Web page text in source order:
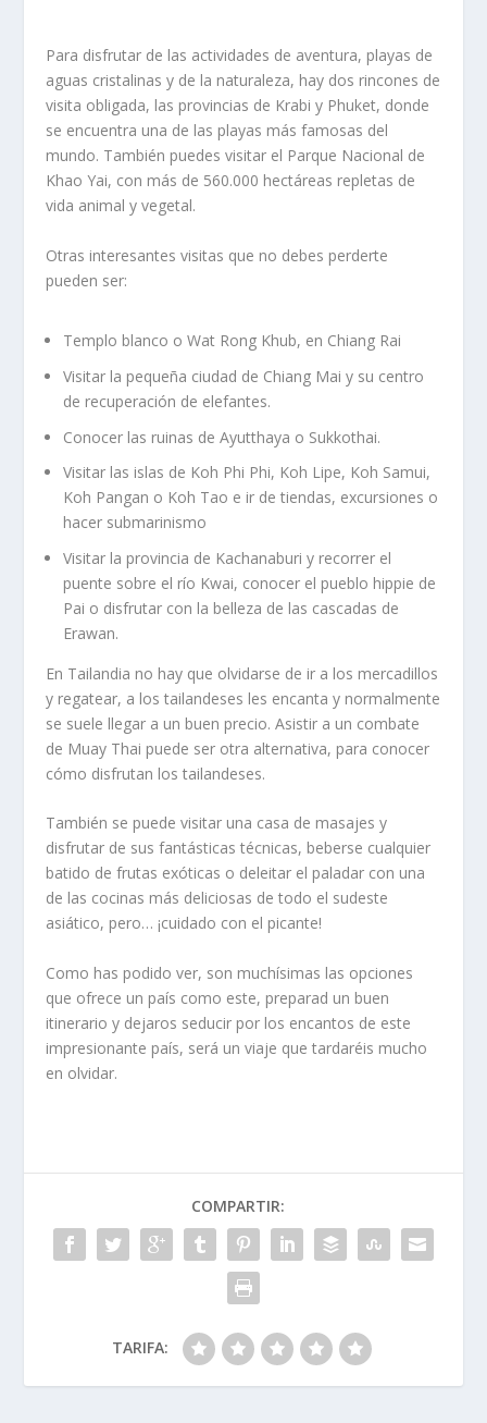
Para disfrutar de las actividades de aventura, playas de
aguas cristalinas y de la naturaleza, hay dos rincones de
visita obligada, las provincias de Krabi y Phuket, donde
se encuentra una de las playas más famosas del
mundo. También puedes visitar el Parque Nacional de
Khao Yai, con más de 560.000 hectáreas repletas de
vida animal y vegetal.
Otras interesantes visitas que no debes perderte
pueden ser:
Templo blanco o Wat Rong Khub, en Chiang Rai
Visitar la pequeña ciudad de Chiang Mai y su centro
de recuperación de elefantes.
Conocer las ruinas de Ayutthaya o Sukkothai.
Visitar las islas de Koh Phi Phi, Koh Lipe, Koh Samui,
Koh Pangan o Koh Tao e ir de tiendas, excursiones o
hacer submarinismo
Visitar la provincia de Kachanaburi y recorrer el
puente sobre el río Kwai, conocer el pueblo hippie de
Pai o disfrutar con la belleza de las cascadas de
Erawan.
En Tailandia no hay que olvidarse de ir a los mercadillos
y regatear, a los tailandeses les encanta y normalmente
se suele llegar a un buen precio. Asistir a un combate
de Muay Thai puede ser otra alternativa, para conocer
cómo disfrutan los tailandeses.
También se puede visitar una casa de masajes y
disfrutar de sus fantásticas técnicas, beberse cualquier
batido de frutas exóticas o deleitar el paladar con una
de las cocinas más deliciosas de todo el sudeste
asiático, pero… ¡cuidado con el picante!
Como has podido ver, son muchísimas las opciones
que ofrece un país como este, preparad un buen
itinerario y dejaros seducir por los encantos de este
impresionante país, será un viaje que tardaréis mucho
en olvidar.
COMPARTIR:
TARIFA: